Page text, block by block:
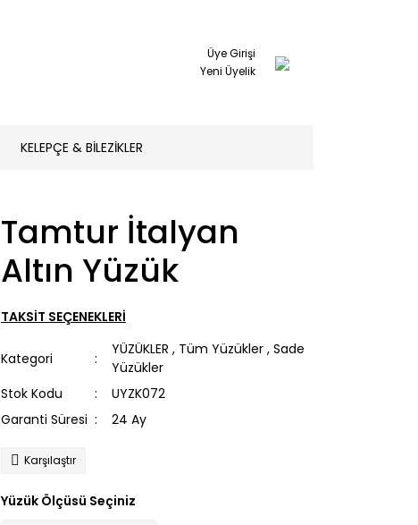
Üye Girişi
Yeni Üyelik
KELEPÇE & BİLEZİKLER
Tamtur İtalyan
Altın Yüzük
TAKSİT SEÇENEKLERİ
Kategori
YÜZÜKLER , Tüm Yüzükler , Sade
Yüzükler
Stok Kodu
UYZK072
Garanti Süresi
24 Ay
Karşılaştır
Yüzük Ölçüsü Seçiniz